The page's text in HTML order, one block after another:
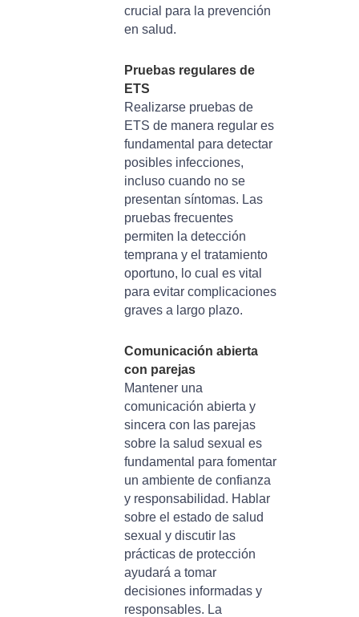
crucial para la prevención
en salud.
Pruebas regulares de
ETS
Realizarse pruebas de
ETS de manera regular es
fundamental para detectar
posibles infecciones,
incluso cuando no se
presentan síntomas. Las
pruebas frecuentes
permiten la detección
temprana y el tratamiento
oportuno, lo cual es vital
para evitar complicaciones
graves a largo plazo.
Comunicación abierta
con parejas
Mantener una
comunicación abierta y
sincera con las parejas
sobre la salud sexual es
fundamental para fomentar
un ambiente de confianza
y responsabilidad. Hablar
sobre el estado de salud
sexual y discutir las
prácticas de protección
ayudará a tomar
decisiones informadas y
responsables. La